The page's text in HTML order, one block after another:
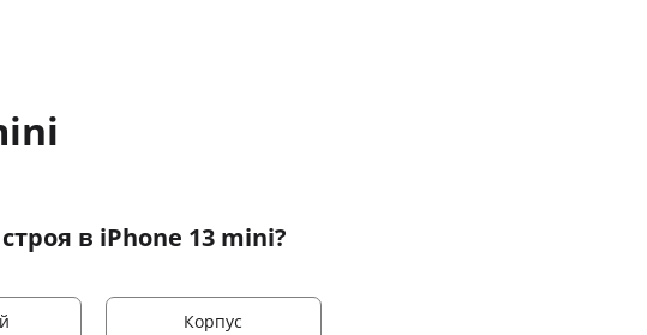
в iPhone 13 mini?
Корпус